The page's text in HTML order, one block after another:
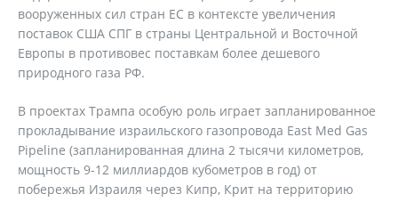
вооруженных сил стран ЕС в контексте увеличения
поставок США СПГ в страны Центральной и Восточной
Европы в противовес поставкам более дешевого
природного газа РФ.
В проектах Трампа особую роль играет запланированное
прокладывание израильского газопровода East Med Gas
Pipeline (запланированная длина 2 тысячи километров,
мощность 9-12 миллиардов кубометров в год) от
побережья Израиля через Кипр, Крит на территорию